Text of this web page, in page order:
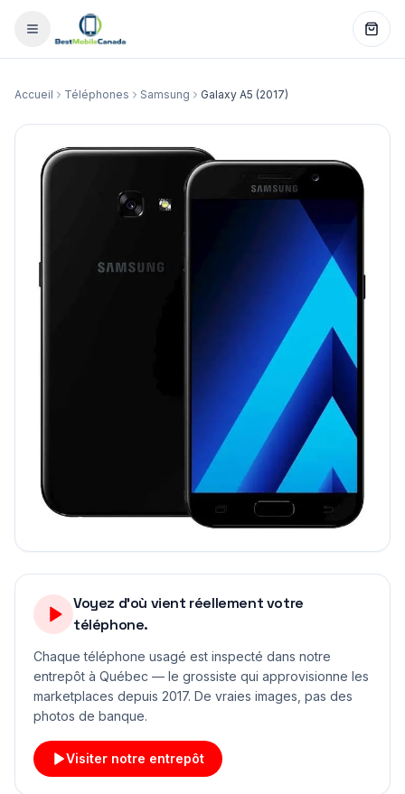
Accueil Téléphones Samsung Galaxy A5 (2017)
Voyez d'où vient réellement votre
téléphone.
Chaque téléphone usagé est inspecté dans notre
entrepôt à Québec — le grossiste qui approvisionne les
marketplaces depuis 2017. De vraies images, pas des
photos de banque.
Visiter notre entrepôt